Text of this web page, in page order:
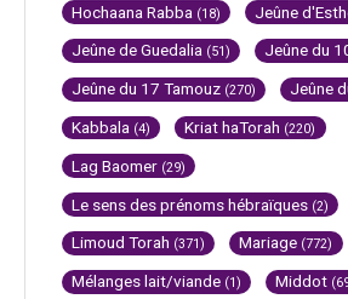
Hochaana Rabba (18) Jeûne
Jeûne de Guedalia (51) Jeûne du
Jeûne du 17 Tamouz (270) Jeûne
Kabbala (4) Kriat haTorah (220)
Lag Baomer (29)
Le sens des prénoms hébraïques (2)
Limoud Torah (371) Mariage (772)
Mélanges lait/viande (1) Middot